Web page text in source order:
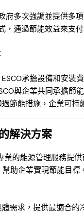
府多次強調並提供多
，通過節能效益來支
ESCO承擔設備和安裝
與企業共同承擔節
過節能措施，企業可持
解決方案
業的能源管理服務提
助企業實現節能目標
需求，提供最適合的